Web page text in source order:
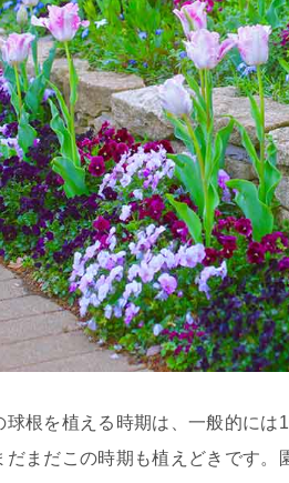
根を植える時期は、一般的には
まだこの時期も植えどきです。